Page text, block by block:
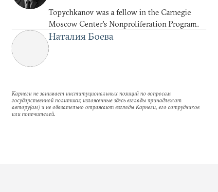
Topychkanov was a fellow in the Carnegie
Moscow Center’s Nonproliferation Program.
Наталия Боева
Карнеги не занимает институциональных позиций по вопросам
государственной политики; изложенные здесь взгляды принадлежат
автору(ам) и не обязательно отражают взгляды Карнеги, его сотрудников
или попечителей.